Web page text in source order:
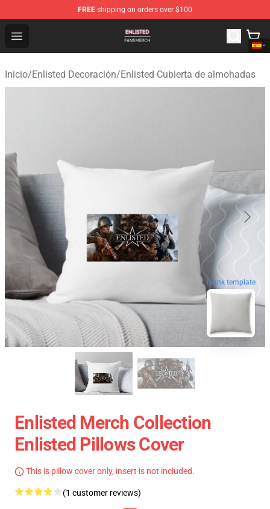
FREE shipping on orders over $100
Open menu
Enlisted Shop - Official Enlisted Merchandise Store
Inicio/Enlisted Decoración/Enlisted Cubierta de almohadas
blank template
Enlisted Merch Collection
Enlisted Pillows Cover
This is pillow cover only, insert is not included.
(1 customer reviews)